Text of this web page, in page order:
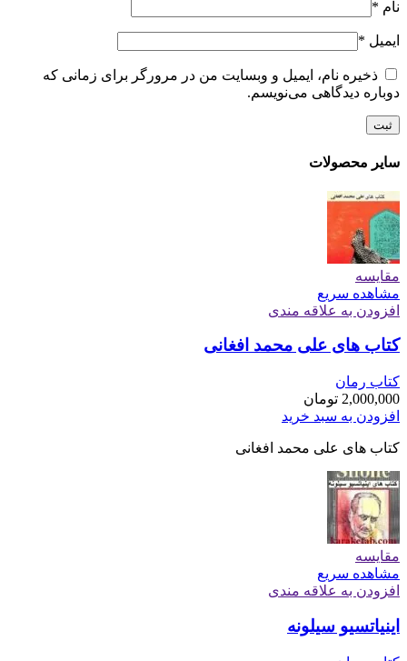
نام *
ایمیل *
ذخیره نام، ایمیل و وبسایت من در مرورگر برای زمانی که
دوباره دیدگاهی می‌نویسم.
سایر محصولات
مقایسه
مشاهده سریع
افزودن به علاقه مندی
کتاب های علی محمد افغانی
کتاب رمان
2,000,000 تومان
افزودن به سبد خرید
کتاب های علی محمد افغانی
مقایسه
مشاهده سریع
افزودن به علاقه مندی
اینیاتسیو سیلونه